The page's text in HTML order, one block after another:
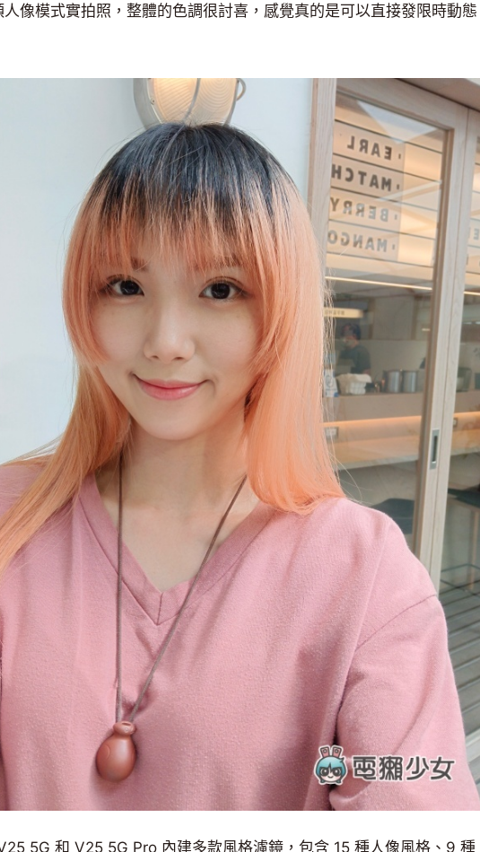
像模式實拍照，整體的色調很討喜，感覺真的是可以直接發限時動態
5G 和 V25 5G Pro 內建多款風格濾鏡，包含 15 種人像風格、9 種